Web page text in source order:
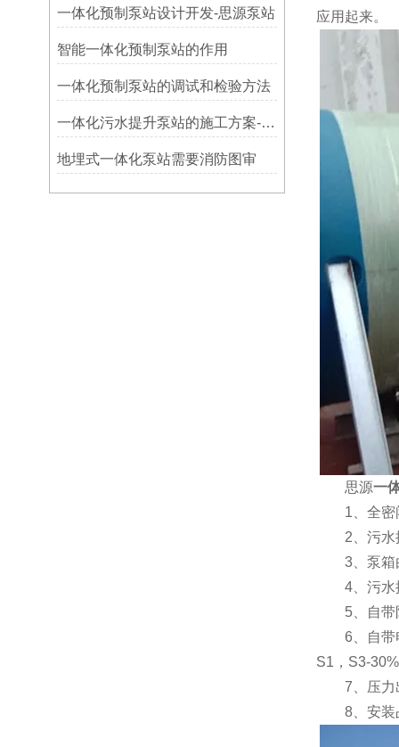
一体化预制泵站设计开发-思源泵站
智能一体化预制泵站的作用
​一体化预制泵站的调试和检验方法
一体化污水提升泵站的施工方案-思源
地埋式一体化泵站需要消防图审
应用起来。
思源一
1、全密闭
2、污水提
3、泵箱由
4、污水提
5、自带防
6、自带电
S1，S3-
7、压力出
8、安装占